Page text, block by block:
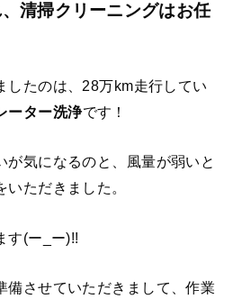
清掃クリーニングはお任
したのは、28万km走行してい
ーター洗浄です！
が気になるのと、風量が弱いと
ただきました。
す(ー_ー)!!
備させていただきまして、作業